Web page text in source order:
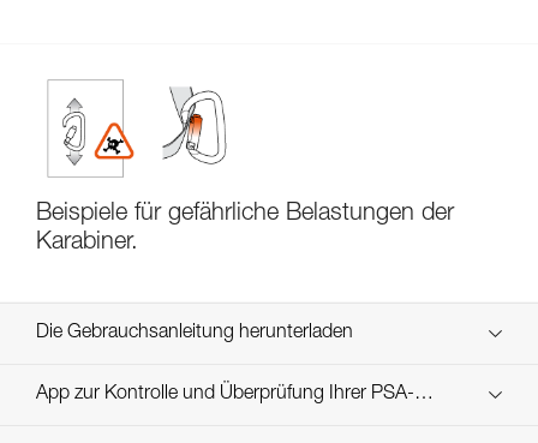
Beispiele für gefährliche Belastungen der
Karabiner.
Die Gebrauchsanleitung herunterladen
Technical Notice
App zur Kontrolle und Überprüfung Ihrer PSA-